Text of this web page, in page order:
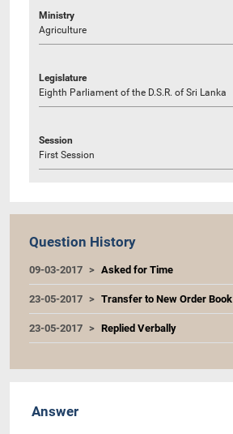
Ministry
Agriculture
Legislature
Eighth Parliament of the D.S.R. of Sri Lanka
Session
First Session
Question History
09-03-2017 Asked for Time
23-05-2017 Transfer to New Order Book
23-05-2017 Replied Verbally
Answer